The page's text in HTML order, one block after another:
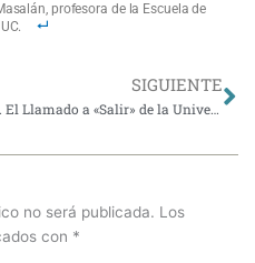
profesora de la Escuela de
SIGUIENTE
El Llamado a «Salir» de la Universidad
no será publicada. Los
con *